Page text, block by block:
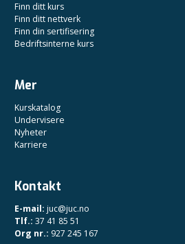
Finn ditt kurs
Finn ditt nettverk
Finn din sertifisering
Bedriftsinterne kurs
Mer
Kurskatalog
Undervisere
Nyheter
Karriere
Kontakt
E-mail: juc@juc.no
Tlf.: 37 41 85 51
Org nr.: 927 245 167